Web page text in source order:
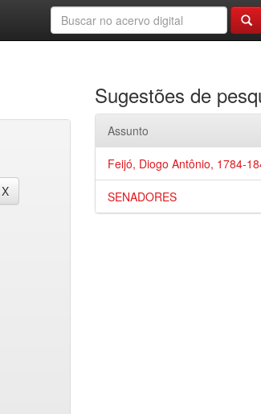
Sugestões de
Assunto
Feijó, Diogo Antônio, 1784-
SENADORES